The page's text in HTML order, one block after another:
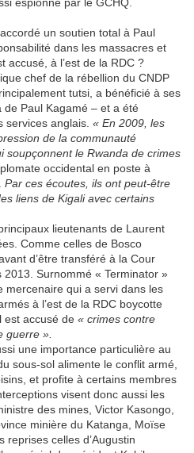
un soutien total à Paul
dans les massacres et
accusé, à l’est de la RDC ?
chef de la rébellion du CNDP
tutsi, a bénéficié à ses
Paul Kagamé – et a été
services anglais. « En 2009, les
de la communauté
soupçonnent le Rwanda de crimes
occidental en poste à
Par ces écoutes, ils ont peut-être
liens de Kigali avec certains
lieutenants de Laurent
Comme celles de Bosco
d’être transféré à la Cour
Surnommé « Terminator »
mercenaire qui a servi dans les
à l’est de la RDC boycotte
est accusé de « crimes contre
guerre ».
une importance particulière au
sous-sol alimente le conflit armé,
et profite à certains membres
visent donc aussi les
des mines, Victor Kasongo,
minière du Katanga, Moïse
reprises celles d’Augustin